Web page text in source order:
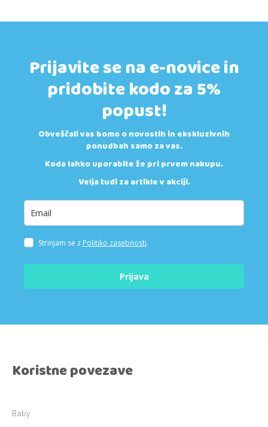
Prijavite se na e-novice in
pridobite kodo za 5%
popust!
Obveščali vas bomo o novostih in ekskluzivnih
ponudbah samo za vas.
Koda lahko uporabite že pri prvem nakupu.
Velja tudi za artikle v akciji.
Strinjam se z Politiko zasebnosti.
Prijava
Koristne povezave
Baby